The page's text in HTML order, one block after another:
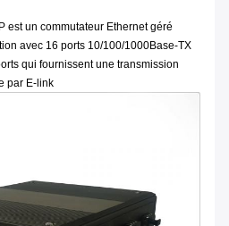
est un commutateur Ethernet géré
avec 16 ports 10/100/1000Base-TX
qui fournissent une transmission
par E-link